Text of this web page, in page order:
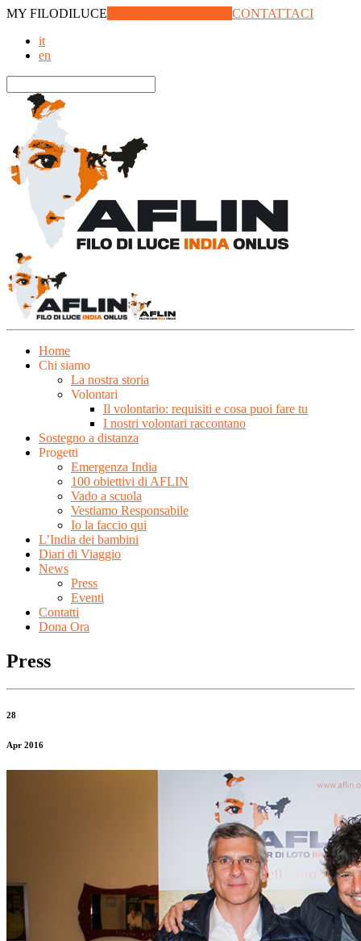
MY FILODILUCE
CONTATTACI
it
en
Home
Chi siamo
La nostra storia
Volontari
Il volontario: requisiti e cosa puoi fare tu
I nostri volontari raccontano
Sostegno a distanza
Progetti
Emergenza India
100 obiettivi di AFLIN
Vado a scuola
Vestiamo Responsabile
Io la faccio qui
L’India dei bambini
Diari di Viaggio
News
Press
Eventi
Contatti
Dona Ora
Press
28
Apr 2016